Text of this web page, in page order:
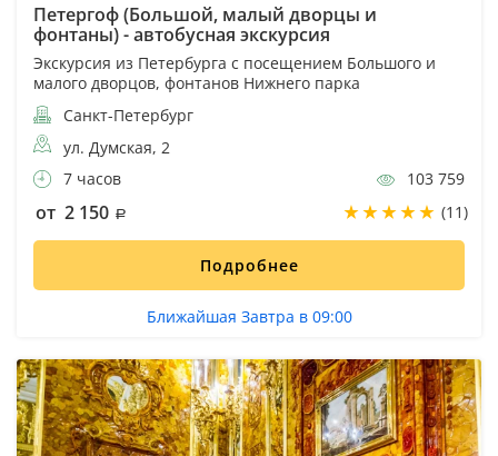
Петергоф (Большой, малый дворцы и
фонтаны) - автобусная экскурсия
Экскурсия из Петербурга с посещением Большого и
малого дворцов, фонтанов Нижнего парка
Санкт-Петербург
ул. Думская, 2
7 часов
103 759
от 2 150 (11)
Подробнее
Ближайшая Завтра в 09:00